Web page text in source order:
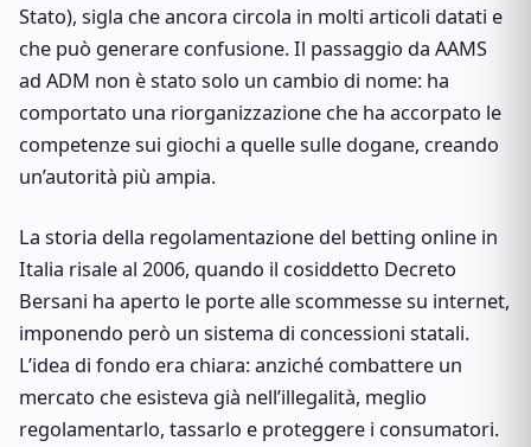
Stato), sigla che ancora circola in molti articoli datati e
che può generare confusione. Il passaggio da AAMS
ad ADM non è stato solo un cambio di nome: ha
comportato una riorganizzazione che ha accorpato le
competenze sui giochi a quelle sulle dogane, creando
un’autorità più ampia.
La storia della regolamentazione del betting online in
Italia risale al 2006, quando il cosiddetto Decreto
Bersani ha aperto le porte alle scommesse su internet,
imponendo però un sistema di concessioni statali.
L’idea di fondo era chiara: anziché combattere un
mercato che esisteva già nell’illegalità, meglio
regolamentarlo, tassarlo e proteggere i consumatori.